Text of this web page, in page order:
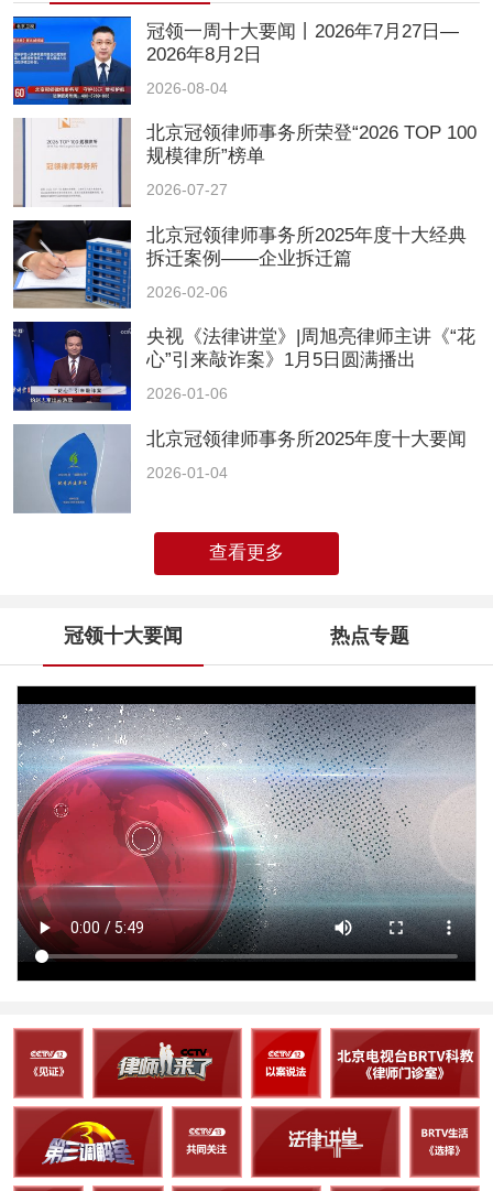
冠领一周十大要闻丨2026年7月27日—
2026年8月2日
2026-08-04
北京冠领律师事务所荣登“2026 TOP 100
规模律所”榜单
2026-07-27
北京冠领律师事务所2025年度十大经典
拆迁案例——企业拆迁篇
2026-02-06
央视《法律讲堂》|周旭亮律师主讲《“花
心”引来敲诈案》1月5日圆满播出
2026-01-06
北京冠领律师事务所2025年度十大要闻
2026-01-04
查看更多
冠领十大要闻 热点专题